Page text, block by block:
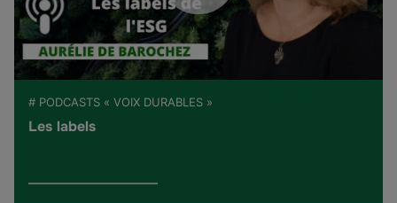
# PODCASTS « VOIX DURABLES »
Les labels